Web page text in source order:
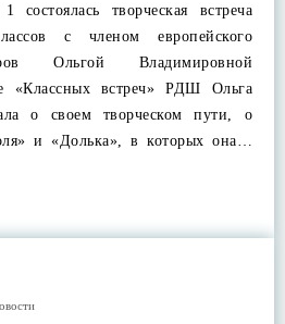
творческая встреча
с членом европейского
Ольгой Владимировной
«Классных встреч» РДШ Ольга
о своем творческом пути, о
и «Долька», в которых она…